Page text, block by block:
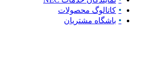
کاتالوگ محصولات
باشگاه مشتریان